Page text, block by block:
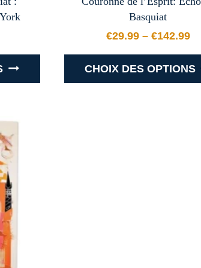
prix : €29.99 à €142.99
Basquiat
€29.99– €142.99
Plage de
CHOIX DES OPTIONS